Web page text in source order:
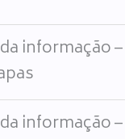
informação
informação